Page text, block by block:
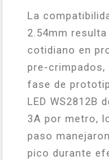
La
2.54mm
cotidiano en
pre-crimpados,
fase de
LED WS2812B
3A por metro,
paso
pico durante